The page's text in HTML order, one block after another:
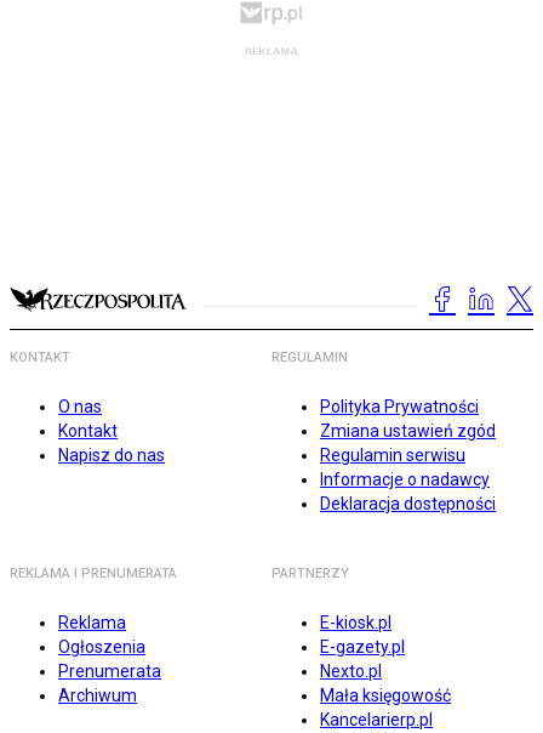
KONTAKT
O nas
Kontakt
Napisz do nas
REGULAMIN
Polityka Prywatności
Zmiana ustawień zgód
Regulamin serwisu
Informacje o nadawcy
Deklaracja dostępności
REKLAMA I PRENUMERATA
Reklama
Ogłoszenia
Prenumerata
Archiwum
PARTNERZY
E-kiosk.pl
E-gazety.pl
Nexto.pl
Mała księgowość
Kancelarierp.pl